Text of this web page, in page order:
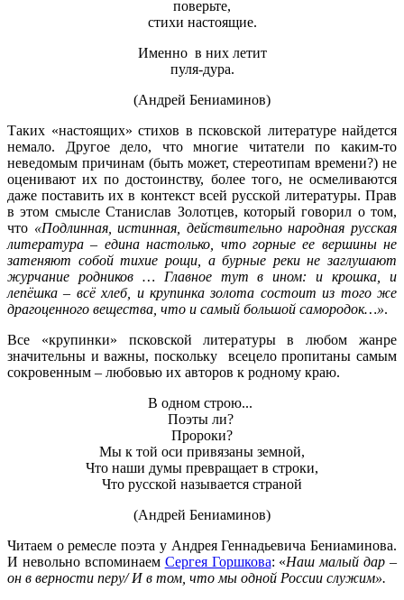
поверьте,
стихи настоящие.
Именно в них летит
пуля-дура.
(Андрей Бениаминов)
Таких «настоящих» стихов в псковской литературе найдется
немало. Другое дело, что многие читатели по каким-то
неведомым причинам (быть может, стереотипам времени?) не
оценивают их по достоинству, более того, не осмеливаются
даже поставить их в контекст всей русской литературы. Прав
в этом смысле Станислав Золотцев, который говорил о том,
что «Подлинная, истинная, действительно народная русская
литература – едина настолько, что горные ее вершины не
затеняют собой тихие рощи, а бурные реки не заглушают
журчание родников … Главное тут в ином: и крошка, и
лепёшка – всё хлеб, и крупинка золота состоит из того же
драгоценного вещества, что и самый большой самородок…».
Все «крупинки» псковской литературы в любом жанре
значительны и важны, поскольку всецело пропитаны самым
сокровенным – любовью их авторов к родному краю.
В одном строю...
Поэты ли?
Пророки?
Мы к той оси привязаны земной,
Что наши думы превращает в строки,
Что русской называется страной
(Андрей Бениаминов)
Читаем о ремесле поэта у Андрея Геннадьевича Бениаминова.
И невольно вспоминаем Сергея Горшкова: «Наш малый дар –
он в верности перу/ И в том, что мы одной России служим».